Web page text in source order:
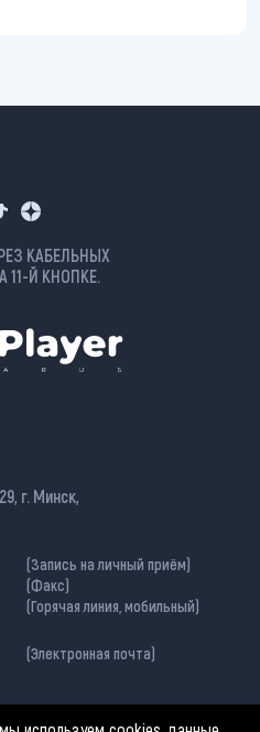
КАБЕЛЬНЫХ
11-Й КНОПКЕ.
г. Минск,
(Запись на личный приём)
(Факс)
(Горячая линия, мобильный)
(Электронная почта)